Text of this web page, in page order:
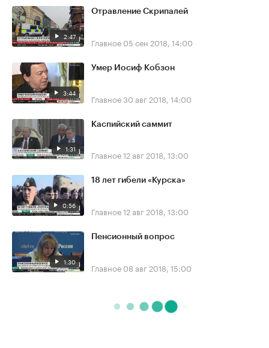
2:47
Отравление Скрипалей
Главное 05 сен 2018, 14:00
3:44
Умер Иосиф Кобзон
Главное30 авг 2018, 14:00
1:31
Каспийский саммит
Главное12 авг 2018, 13:00
0:56
18 лет гибели «Курска»
Главное12 авг 2018, 13:00
1:30
Пенсионный вопрос
Главное 08 авг 2018, 15:00